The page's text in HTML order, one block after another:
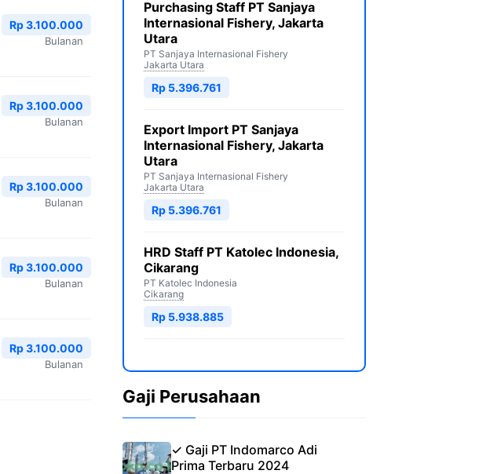
Rp 3.100.000
Bulanan
Rp 3.100.000
Bulanan
Rp 3.100.000
Bulanan
Rp 3.100.000
Bulanan
Rp 3.100.000
Bulanan
Purchasing Staff PT Sanjaya
Internasional Fishery, Jakarta
Utara
PT Sanjaya Internasional Fishery
Jakarta Utara
Rp 5.396.761
Export Import PT Sanjaya
Internasional Fishery, Jakarta
Utara
PT Sanjaya Internasional Fishery
Jakarta Utara
Rp 5.396.761
HRD Staff PT Katolec Indonesia,
Cikarang
PT Katolec Indonesia
Cikarang
Rp 5.938.885
Gaji Perusahaan
✓ Gaji PT Indomarco Adi
Prima Terbaru 2024